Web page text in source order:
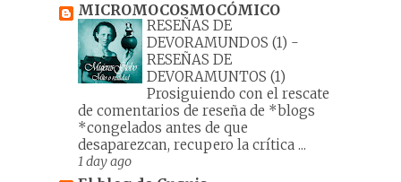
MICROMOCOSMOCÓMICO
RESEÑAS DE
DEVORAMUNDOS (1) -
RESEÑAS DE
DEVORAMUNTOS (1)
Prosiguiendo con el rescate
de comentarios de reseña de *blogs
*congelados antes de que
desaparezcan, recupero la crítica ...
1 day ago